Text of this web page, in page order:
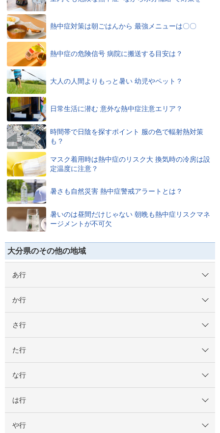
熱中症対策は朝ごはんから 最強メニューは〇〇
熱中症の危険信号 病院に搬送する目安は？
大人の人間よりもっと暑い 幼児やペット？
日常生活に潜む 意外な熱中症注意エリア？
時間帯で日陰を探すポイント 服の色で輻射熱対策
も？
マスク着用時は熱中症のリスク大 換気時の冷房は設
定温度に注意？
暑さも自然災害 熱中症警戒アラートとは？
暑いのは昼間だけじゃない 朝晩も熱中症リスクマネ
ージメントが不可欠
大分県のその他の地域
あ行
か行
さ行
た行
な行
は行
や行